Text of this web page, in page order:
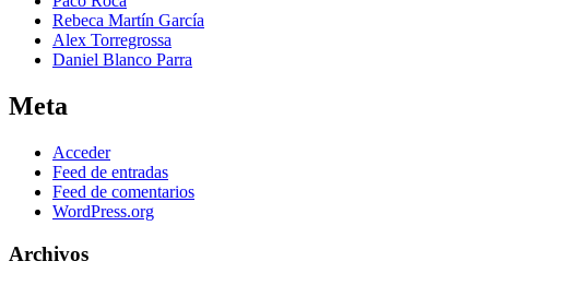
Rebeca Martín García
Alex Torregrossa
Daniel Blanco Parra
Meta
Acceder
Feed de entradas
Feed de comentarios
WordPress.org
Archivos